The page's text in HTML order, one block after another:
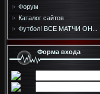
Форум
Каталог сайтов
Футбол! ВСЕ МАТЧИ ОН...
Форма входа